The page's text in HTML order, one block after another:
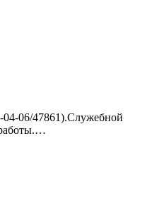
04-06/47861).Служебной